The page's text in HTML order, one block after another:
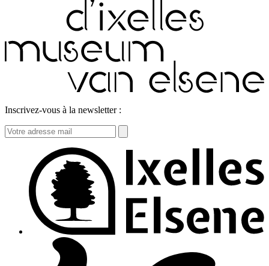
Inscrivez-vous à la newsletter :